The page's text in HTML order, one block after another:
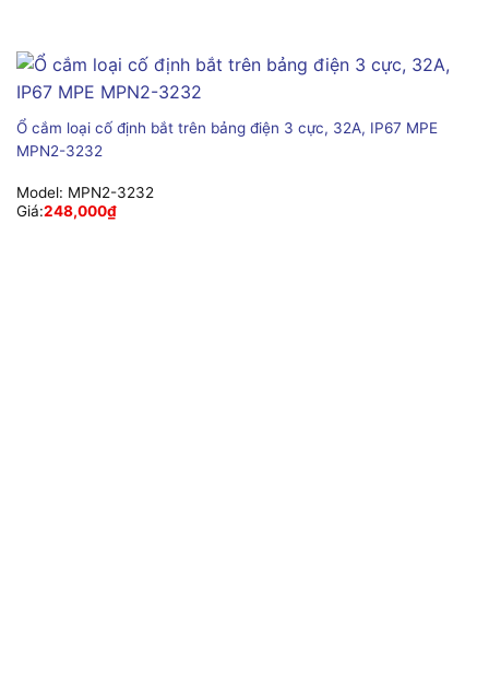
Ổ cắm loại cố định bắt trên bảng điện 3 cực, 32A, IP67 MPE
MPN2-3232
Model: MPN2-3232
Giá:248,000₫